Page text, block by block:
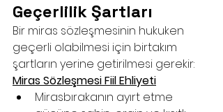
Geçerlilik Şartları
Bir miras sözleşmesinin hukuken
geçerli olabilmesi için birtakım
şartların yerine getirilmesi gerekir:
Miras Sözleşmesi Fiil Ehliyeti
Mirasbırakanın ayırt etme